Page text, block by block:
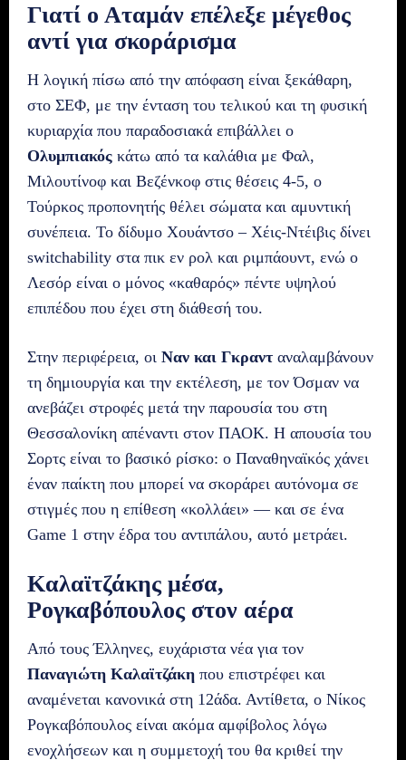
Γιατί ο Αταμάν επέλεξε μέγεθος
αντί για σκοράρισμα
Η λογική πίσω από την απόφαση είναι ξεκάθαρη,
στο ΣΕΦ, με την ένταση του τελικού και τη φυσική
κυριαρχία που παραδοσιακά επιβάλλει ο
Ολυμπιακός κάτω από τα καλάθια με Φαλ,
Μιλουτίνοφ και Βεζένκοφ στις θέσεις 4-5, ο
Τούρκος προπονητής θέλει σώματα και αμυντική
συνέπεια. Το δίδυμο Χουάντσο – Χέις-Ντέιβις δίνει
switchability στα πικ εν ρολ και ριμπάουντ, ενώ ο
Λεσόρ είναι ο μόνος «καθαρός» πέντε υψηλού
επιπέδου που έχει στη διάθεσή του.
Στην περιφέρεια, οι Ναν και Γκραντ αναλαμβάνουν
τη δημιουργία και την εκτέλεση, με τον Όσμαν να
ανεβάζει στροφές μετά την παρουσία του στη
Θεσσαλονίκη απέναντι στον ΠΑΟΚ. Η απουσία του
Σορτς είναι το βασικό ρίσκο: ο Παναθηναϊκός χάνει
έναν παίκτη που μπορεί να σκοράρει αυτόνομα σε
στιγμές που η επίθεση «κολλάει» — και σε ένα
Game 1 στην έδρα του αντιπάλου, αυτό μετράει.
Καλαϊτζάκης μέσα,
Ρογκαβόπουλος στον αέρα
Από τους Έλληνες, ευχάριστα νέα για τον
Παναγιώτη Καλαϊτζάκη που επιστρέφει και
αναμένεται κανονικά στη 12άδα. Αντίθετα, ο Νίκος
Ρογκαβόπουλος είναι ακόμα αμφίβολος λόγω
ενοχλήσεων και η συμμετοχή του θα κριθεί την